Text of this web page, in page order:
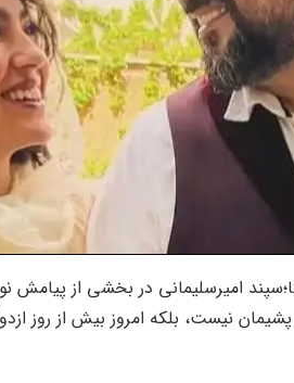
امیرسلیمانی در بخشی از
نیست، بلکه امروز بیش از روز